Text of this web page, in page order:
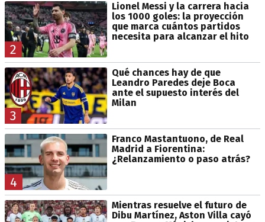
2
Lionel Messi y la carrera hacia
los 1000 goles: la proyección
que marca cuántos partidos
necesita para alcanzar el hito
3
Qué chances hay de que
Leandro Paredes deje Boca
ante el supuesto interés del
Milan
4
Franco Mastantuono, de Real
Madrid a Fiorentina:
¿Relanzamiento o paso atrás?
Mientras resuelve el futuro de
Dibu Martínez, Aston Villa cayó